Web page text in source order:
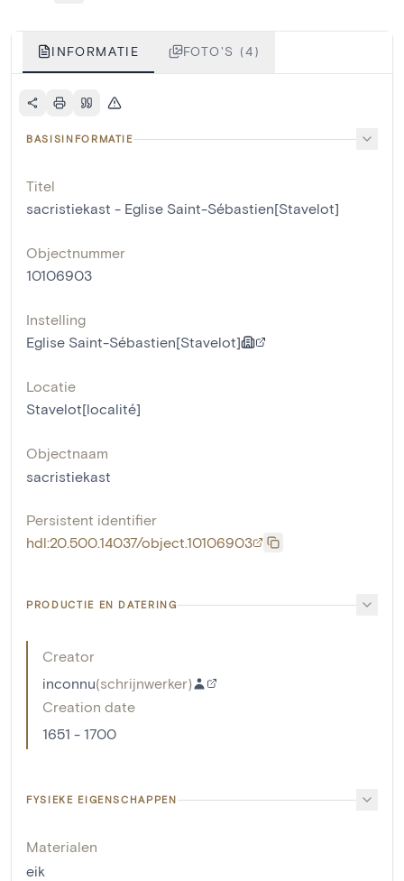
INFORMATIE FOTO'S (4)
BASISINFORMATIE
Titel
sacristiekast - Eglise Saint-Sébastien[Stavelot]
Objectnummer
10106903
Instelling
Eglise Saint-Sébastien[Stavelot]
Locatie
Stavelot[localité]
Objectnaam
sacristiekast
Persistent identifier
hdl:20.500.14037/object.10106903
PRODUCTIE EN DATERING
Creator
inconnu(schrijnwerker)
Creation date
1651 - 1700
FYSIEKE EIGENSCHAPPEN
Materialen
eik